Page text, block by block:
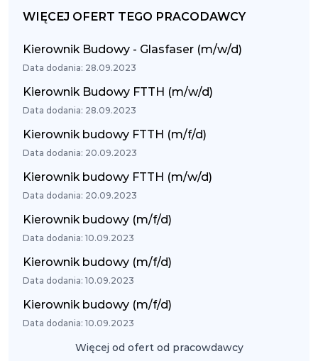
WIĘCEJ OFERT TEGO PRACODAWCY
Kierownik Budowy - Glasfaser (m/w/d)
Data dodania: 28.09.2023
Kierownik Budowy FTTH (m/w/d)
Data dodania: 28.09.2023
Kierownik budowy FTTH (m/f/d)
Data dodania: 20.09.2023
Kierownik budowy FTTH (m/w/d)
Data dodania: 20.09.2023
Kierownik budowy (m/f/d)
Data dodania: 10.09.2023
Kierownik budowy (m/f/d)
Data dodania: 10.09.2023
Kierownik budowy (m/f/d)
Data dodania: 10.09.2023
Więcej od ofert od pracowdawcy